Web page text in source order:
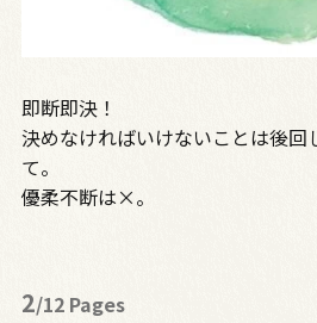
即断即決！
決めなければいけないことは後回
て。
優柔不断は×。
2/12 Pages